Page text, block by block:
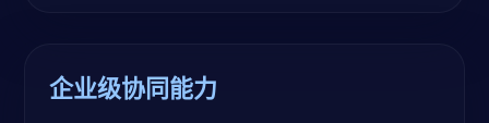
企业级协同能力